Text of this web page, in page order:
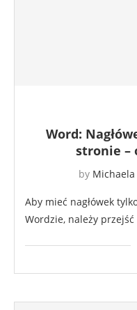
Word:
stronie –
by Michaela
Aby mieć nagłówek
Wordzie, należy